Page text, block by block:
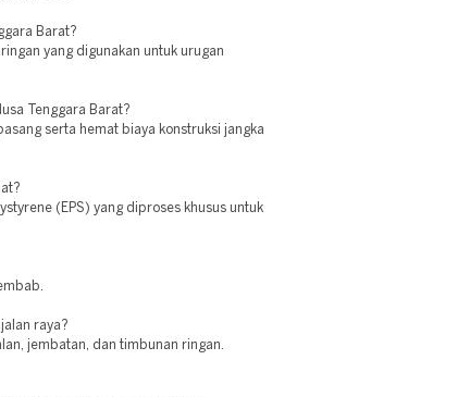
Barat?
yang digunakan untuk urugan
Tenggara Barat?
serta hemat biaya konstruksi jangka
(EPS) yang diproses khusus untuk
raya?
jembatan, dan timbunan ringan.